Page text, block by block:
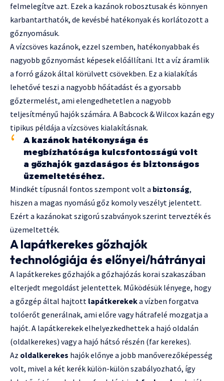
felmelegítve azt. Ezek a kazánok robosztusak és könnyen
karbantarthatók, de kevésbé hatékonyak és korlátozott a
gőznyomásuk.
A vízcsöves kazánok, ezzel szemben, hatékonyabbak és
nagyobb gőznyomást képesek előállítani. Itt a víz áramlik
a forró gázok által körülvett csövekben. Ez a kialakítás
lehetővé teszi a nagyobb hőátadást és a gyorsabb
gőztermelést, ami elengedhetetlen a nagyobb
teljesítményű hajók számára. A Babcock & Wilcox kazán egy
tipikus példája a vízcsöves kialakításnak.
A kazánok hatékonysága és
megbízhatósága kulcsfontosságú volt
a gőzhajók gazdaságos és biztonságos
üzemeltetéséhez.
Mindkét típusnál fontos szempont volt a biztonság,
hiszen a magas nyomású gőz komoly veszélyt jelentett.
Ezért a kazánokat szigorú szabványok szerint tervezték és
üzemeltették.
A lapátkerekes gőzhajók
technológiája és előnyei/hátrányai
A lapátkerekes gőzhajók a gőzhajózás korai szakaszában
elterjedt megoldást jelentettek. Működésük lényege, hogy
a gőzgép által hajtott lapátkerekeka vízben forgatva
tolóerőt generálnak, ami előre vagy hátrafelé mozgatja a
hajót. A lapátkerekek elhelyezkedhettek a hajó oldalán
(oldalkerekes) vagy a hajó hátsó részén (far kerekes).
Az oldalkerekes hajók előnye a jobb manőverezőképesség
volt, mivel a két kerék külön-külön szabályozható, így